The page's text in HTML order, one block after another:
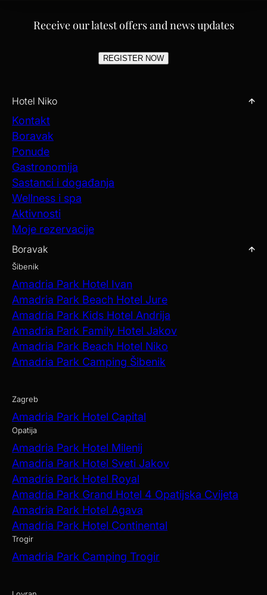
Receive our latest offers and news updates
REGISTER NOW
Hotel Niko
Kontakt
Boravak
Ponude
Gastronomija
Sastanci i događanja
Wellness i spa
Aktivnosti
Moje rezervacije
Boravak
Šibenik
Amadria Park Hotel Ivan
Amadria Park Beach Hotel Jure
Amadria Park Kids Hotel Andrija
Amadria Park Family Hotel Jakov
Amadria Park Beach Hotel Niko
Amadria Park Camping Šibenik
Zagreb
Amadria Park Hotel Capital
Opatija
Amadria Park Hotel Milenij
Amadria Park Hotel Sveti Jakov
Amadria Park Hotel Royal
Amadria Park Grand Hotel 4 Opatijska Cvijeta
Amadria Park Hotel Agava
Amadria Park Hotel Continental
Trogir
Amadria Park Camping Trogir